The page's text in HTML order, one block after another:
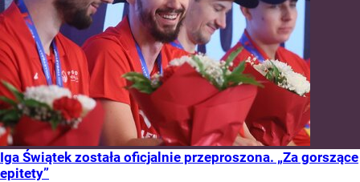
Iga Świątek została oficjalnie przeproszona. „Za gorszące
epitety”